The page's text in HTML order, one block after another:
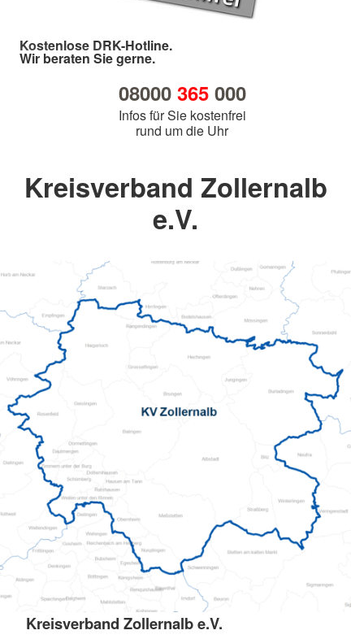
Kostenlose DRK-Hotline.
Wir beraten Sie gerne.
08000 365000
Infos für Sie kostenfrei
rund um die Uhr
Kreisverband Zollernalb
e.V.
Kreisverband Zollernalb e.V.